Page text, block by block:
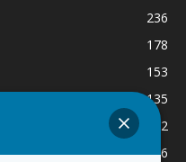
236
178
153
135
132
126